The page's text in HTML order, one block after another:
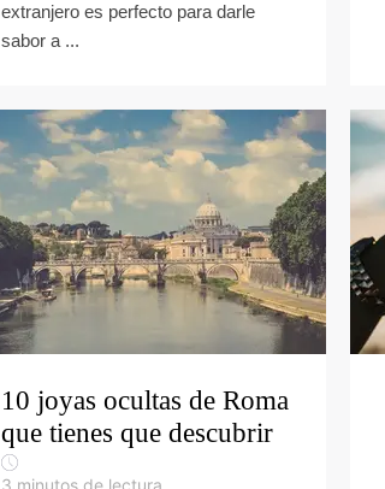
extranjero es perfecto para darle
sabor a ...
10 joyas ocultas de Roma
que tienes que descubrir
3 minutos de lectura